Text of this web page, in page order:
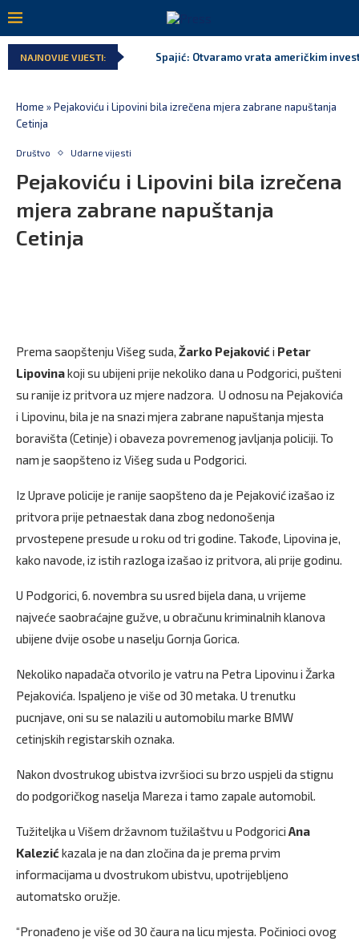
NAJNOVIJE VIJESTI: Spajić: Otvaramo vrata američkim
Home »Pejakoviću i Lipovini bila izrečena mjera zabrane napuštanja
Cetinja
Društvo Udarne vijesti
Pejakoviću i Lipovini bila izrečena
mjera zabrane napuštanja
Cetinja
Prema saopštenju Višeg suda, Žarko Pejaković i Petar
Lipovinakoji su ubijeni prije nekoliko dana u Podgorici, pušteni
su ranije iz pritvora uz mjere nadzora. U odnosu na Pejakovića
i Lipovinu, bila je na snazi mjera zabrane napuštanja mjesta
boravišta (Cetinje) i obaveza povremenog javljanja policiji. To
nam je saopšteno iz Višeg suda u Podgorici.
Iz Uprave policije je ranije saopšteno da je Pejaković izašao iz
pritvora prije petnaestak dana zbog nedonošenja
prvostepene presude u roku od tri godine. Takođe, Lipovina je,
kako navode, iz istih razloga izašao iz pritvora, ali prije godinu.
U Podgorici, 6. novembra su usred bijela dana, u vrijeme
najveće saobraćajne gužve, u obračunu kriminalnih klanova
ubijene dvije osobe u naselju Gornja Gorica.
Nekoliko napadača otvorilo je vatru na Petra Lipovinu i Žarka
Pejakovića. Ispaljeno je više od 30 metaka. U trenutku
pucnjave, oni su se nalazili u automobilu marke BMW
cetinjskih registarskih oznaka.
Nakon dvostrukog ubistva izvršioci su brzo uspjeli da stignu
do podgoričkog naselja Mareza i tamo zapale automobil.
Tužiteljka u Višem državnom tužilaštvu u Podgorici Ana
Kalezić kazala je na dan zločina da je prema prvim
informacijama u dvostrukom ubistvu, upotrijebljeno
automatsko oružje.
“Pronađeno je više od 30 čaura na licu mjesta. Počinioci ovog